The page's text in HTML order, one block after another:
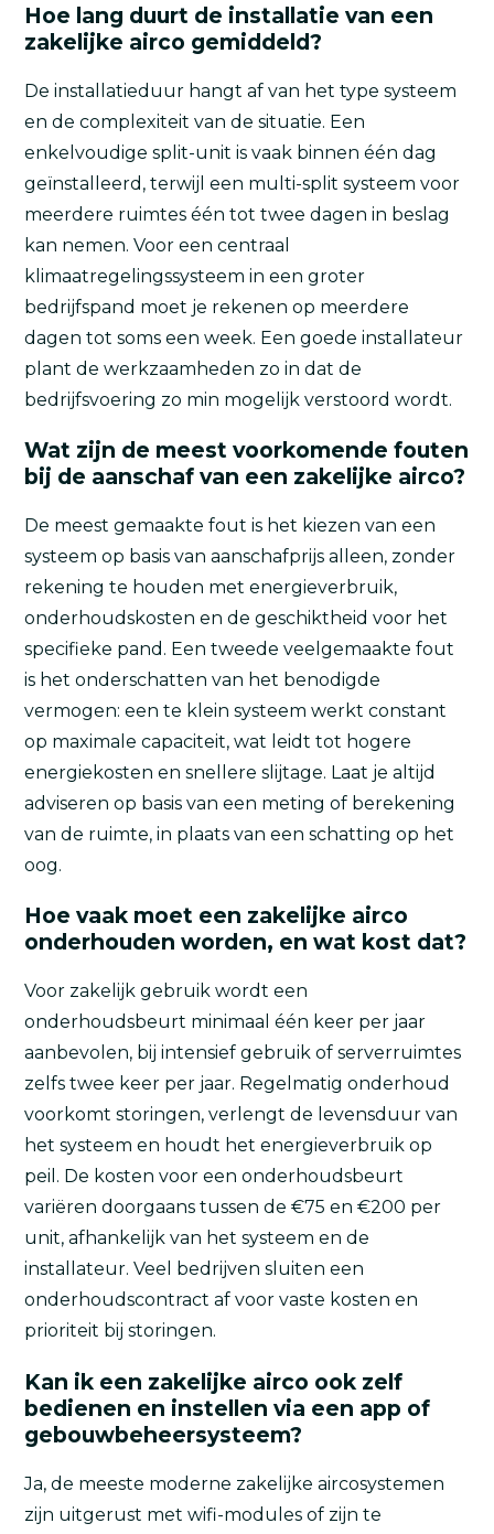
Hoe lang duurt de installatie van een
zakelijke airco gemiddeld?
De installatieduur hangt af van het type systeem
en de complexiteit van de situatie. Een
enkelvoudige split-unit is vaak binnen één dag
geïnstalleerd, terwijl een multi-split systeem voor
meerdere ruimtes één tot twee dagen in beslag
kan nemen. Voor een centraal
klimaatregelingssysteem in een groter
bedrijfspand moet je rekenen op meerdere
dagen tot soms een week. Een goede installateur
plant de werkzaamheden zo in dat de
bedrijfsvoering zo min mogelijk verstoord wordt.
Wat zijn de meest voorkomende fouten
bij de aanschaf van een zakelijke airco?
De meest gemaakte fout is het kiezen van een
systeem op basis van aanschafprijs alleen, zonder
rekening te houden met energieverbruik,
onderhoudskosten en de geschiktheid voor het
specifieke pand. Een tweede veelgemaakte fout
is het onderschatten van het benodigde
vermogen: een te klein systeem werkt constant
op maximale capaciteit, wat leidt tot hogere
energiekosten en snellere slijtage. Laat je altijd
adviseren op basis van een meting of berekening
van de ruimte, in plaats van een schatting op het
oog.
Hoe vaak moet een zakelijke airco
onderhouden worden, en wat kost dat?
Voor zakelijk gebruik wordt een
onderhoudsbeurt minimaal één keer per jaar
aanbevolen, bij intensief gebruik of serverruimtes
zelfs twee keer per jaar. Regelmatig onderhoud
voorkomt storingen, verlengt de levensduur van
het systeem en houdt het energieverbruik op
peil. De kosten voor een onderhoudsbeurt
variëren doorgaans tussen de €75 en €200 per
unit, afhankelijk van het systeem en de
installateur. Veel bedrijven sluiten een
onderhoudscontract af voor vaste kosten en
prioriteit bij storingen.
Kan ik een zakelijke airco ook zelf
bedienen en instellen via een app of
gebouwbeheersysteem?
Ja, de meeste moderne zakelijke aircosystemen
zijn uitgerust met wifi-modules of zijn te